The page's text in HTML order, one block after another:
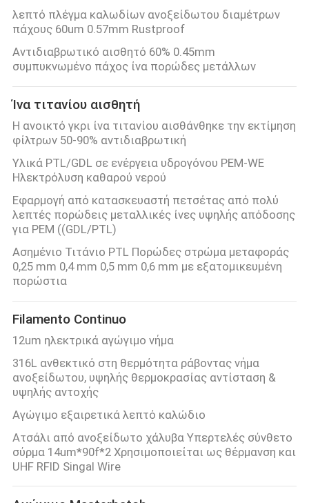
λεπτό πλέγμα καλωδίων ανοξείδωτου διαμέτρων
πάχους 60um 0.57mm Rustproof
Αντιδιαβρωτικό αισθητό 60% 0.45mm
συμπυκνωμένο πάχος ίνα πορώδες μετάλλων
Ίνα τιτανίου αισθητή
Η ανοικτό γκρι ίνα τιτανίου αισθάνθηκε την εκτίμηση
φίλτρων 50-90% αντιδιαβρωτική
Υλικά PTL/GDL σε ενέργεια υδρογόνου PEM-WE
Ηλεκτρόλυση καθαρού νερού
Εφαρμογή από κατασκευαστή πετσέτας από πολύ
λεπτές πορώδεις μεταλλικές ίνες υψηλής απόδοσης
για PEM ((GDL/PTL)
Ασημένιο Τιτάνιο PTL Πορώδες στρώμα μεταφοράς
0,25 mm 0,4 mm 0,5 mm 0,6 mm με εξατομικευμένη
πορώστια
Filamento Continuo
12um ηλεκτρικά αγώγιμο νήμα
316L ανθεκτικό στη θερμότητα ράβοντας νήμα
ανοξείδωτου, υψηλής θερμοκρασίας αντίσταση &
υψηλής αντοχής
Αγώγιμο εξαιρετικά λεπτό καλώδιο
Ατσάλι από ανοξείδωτο χάλυβα Υπερτελές σύνθετο
σύρμα 14um*90f*2 Χρησιμοποιείται ως θέρμανση και
UHF RFID Singal Wire